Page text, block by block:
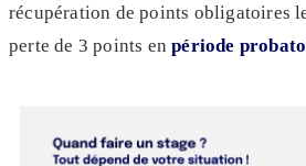
récupération de points obligatoires
perte de 3 points en période